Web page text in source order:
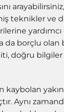
teknikler ve
yardımcı
da borçlu olan
doğru
kaybolan
Aynı